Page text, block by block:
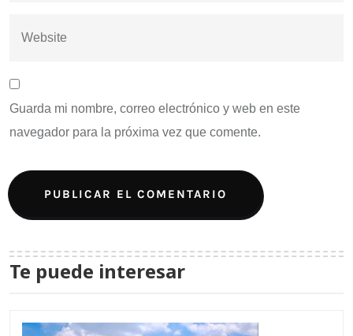
Guarda mi nombre, correo electrónico y web en este
navegador para la próxima vez que comente.
Te puede interesar